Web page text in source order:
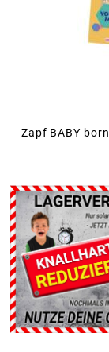
Zapf BABY